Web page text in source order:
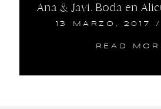
Ana & Javi. Boda en
13 MARZO, 2017
READ